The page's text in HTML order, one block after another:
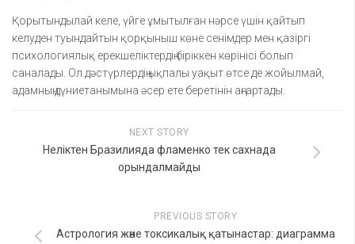
Қорытындылай келе, үйге ұмытылған нәрсе үшін қайтып
келуден туындайтын қорқыныш көне сенімдер мен қазіргі
психологиялық ерекшеліктердің біріккен көрінісі болып
саналады. Ол дәстүрлердің ықпалы уақыт өтсе де жойылмай,
адамның дүниетанымына әсер ете беретінін аңғартады.
NEXT STORY
Неліктен Бразилияда фламенко тек сахнада
орындалмайды
PREVIOUS STORY
Астрология және токсикалық қатынастар: диаграмма